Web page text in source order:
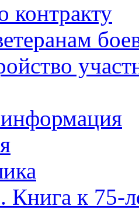
контракту
Книга к 75-